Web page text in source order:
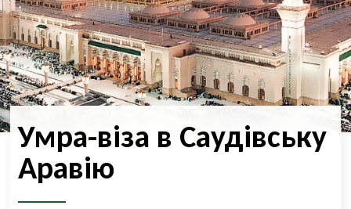
Умра-віза в Саудівську
Аравію